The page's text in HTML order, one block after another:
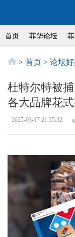
首页 菲华论坛
> 首页 > 论坛
杜特尔特被
各大品牌花
2025-03-17 21:35:32